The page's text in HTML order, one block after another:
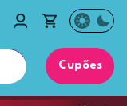
Cupões